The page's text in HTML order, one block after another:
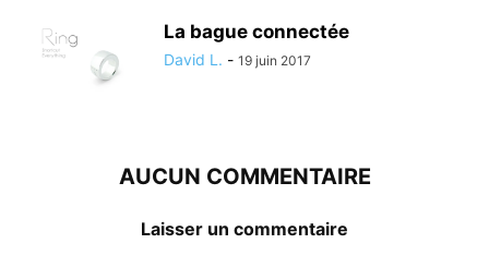
La bague connectée
David L. - 19 juin 2017
AUCUN COMMENTAIRE
Laisser un commentaire